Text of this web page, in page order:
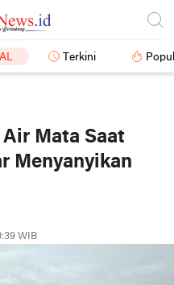
Terkini
Mata Saat
Menyanyikan
WIB